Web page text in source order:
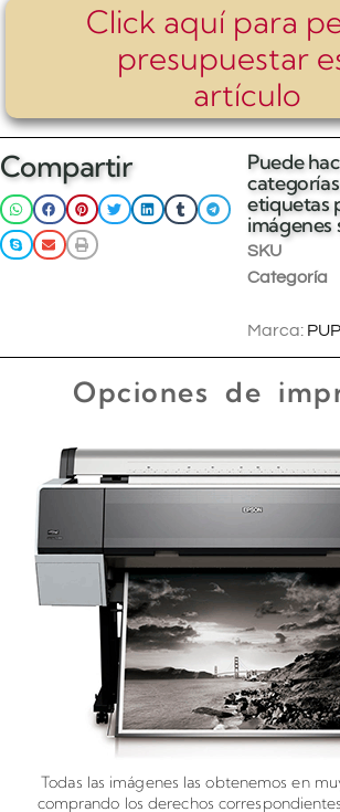
Click aquí para
presupuestar
artículo
Compartir
Puede
etiquetas
imágenes
SKU
Categoría
Marca: PUP
Opciones de
Todas las imágenes las obtenemos en
comprando los derechos